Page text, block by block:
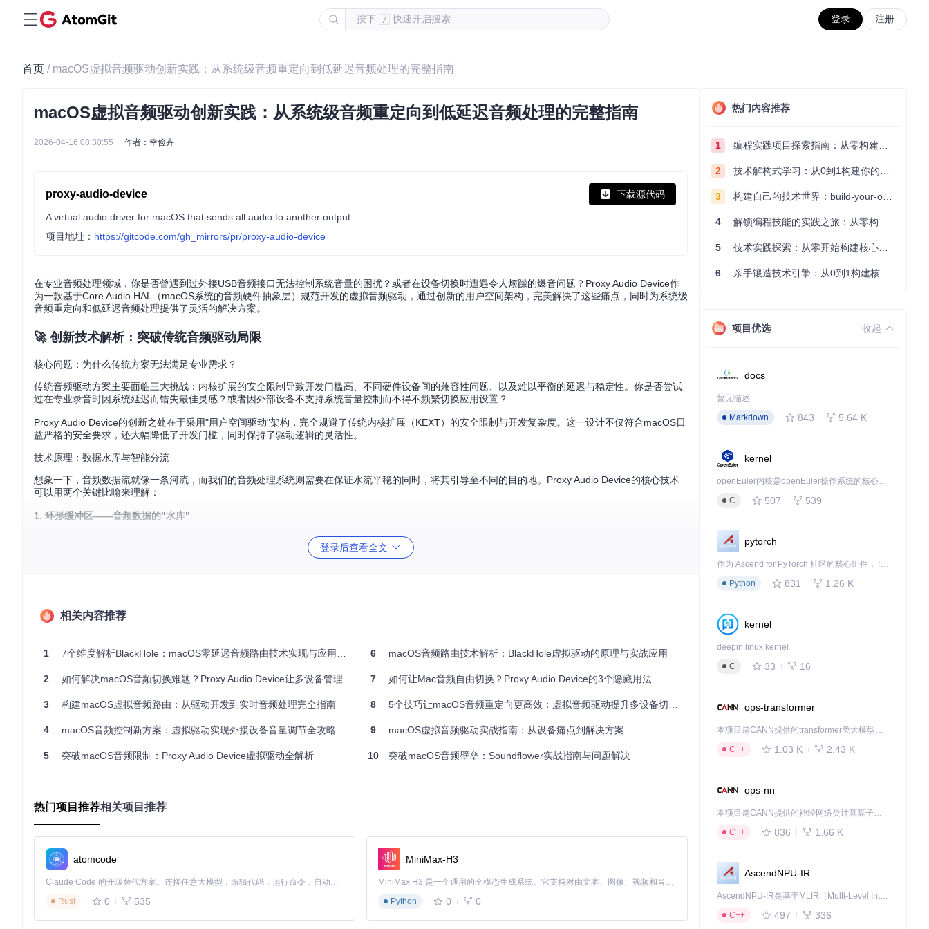
按下 / 快速开启搜索 登录 注册
首页 / macOS虚拟音频驱动创新实践：从系统级音频重定向到低延迟音频处理的完整指南
macOS虚拟音频驱动创新实践：从系统级音频重定向到低延迟音频处理的完整指南
2026-04-16 08:30:55 作者：幸俭卉
proxy-audio-device 下载源代码
A virtual audio driver for macOS that sends all audio to another output
项目地址： https://gitcode.com/gh_mirrors/pr/proxy-audio-device
在专业音频处理领域，你是否曾遇到过外接USB音频接口无法控制系统音量的困扰？或者在设备切换时遭遇令人烦躁的爆音问题？Proxy Audio Device作
为一款基于Core Audio HAL（macOS系统的音频硬件抽象层）规范开发的虚拟音频驱动，通过创新的用户空间架构，完美解决了这些痛点，同时为系统级
音频重定向和低延迟音频处理提供了灵活的解决方案。
🚀 创新技术解析：突破传统音频驱动局限
核心问题：为什么传统方案无法满足专业需求？
传统音频驱动方案主要面临三大挑战：内核扩展的安全限制导致开发门槛高、不同硬件设备间的兼容性问题、以及难以平衡的延迟与稳定性。你是否尝试
过在专业录音时因系统延迟而错失最佳灵感？或者因外部设备不支持系统音量控制而不得不频繁切换应用设置？
Proxy Audio Device的创新之处在于采用"用户空间驱动"架构，完全规避了传统内核扩展（KEXT）的安全限制与开发复杂度。这一设计不仅符合macOS日
益严格的安全要求，还大幅降低了开发门槛，同时保持了驱动逻辑的灵活性。
技术原理：数据水库与智能分流
想象一下，音频数据流就像一条河流，而我们的音频处理系统则需要在保证水流平稳的同时，将其引导至不同的目的地。Proxy Audio Device的核心技术
可以用两个关键比喻来理解：
1. 环形缓冲区——音频数据的"水库"
音频处理中最关键的挑战之一是如何处理数据流速不匹配的问题。就像河流需要水库来调节水流，Proxy Audio Device采用环形缓冲区（AudioRingBuffe
r）作为数据中转枢纽。这个"水库"能够存储约2秒的音频数据（默认配置88200帧@44.1kHz采样率），有效解决了不同设备间的数据流速差异问题，避免
如果说环形缓冲区是"水库"，那么ProxyAudioDevice类则扮演了"智能分流站"的角色。它模拟标准音频设备行为，同时将音频流透明转发至目标物理设
备。这种设计使得系统识别到的是一个标准音频设备，而实际音频数据则被巧妙地重定向到你指定的输出设备。
🔧 实战配置教程：从零开始部署虚拟音频驱动
新手入门：3步快速部署
重点步骤1：获取源代码
git clone
🔴重点步骤2：编译驱动
使用Xcode编译项目，生成驱动文件：
登录后查看全文
相关内容推荐
1 7个维度解析BlackHole：macOS零延迟音频路由技术实现与应用指南
2 如何解决macOS音频切换难题？Proxy Audio Device让多设备管理变简单
3 构建macOS虚拟音频路由：从驱动开发到实时音频处理完全指南
4 macOS音频控制新方案：虚拟驱动实现外接设备音量调节全攻略
5 突破macOS音频限制：Proxy Audio Device虚拟驱动全解析
6 macOS音频路由技术解析：BlackHole虚拟驱动的原理与实战应用
7 如何让Mac音频自由切换？Proxy Audio Device的3个隐藏用法
8 5个技巧让macOS音频重定向更高效：虚拟音频驱动提升多设备切换体验
9 macOS虚拟音频驱动实战指南：从设备痛点到解决方案
10 突破macOS音频壁垒：Soundflower实战指南与问题解决
热门项目推荐相关项目推荐
atomcode
Claude Code 的开源替代方案。连接任意大模型，编辑代码，运行命令，自动验证 — 全自动执行。用 Rust 构建，极致性能。 ｜ An open-source alternative to Claude Code. Connect any LLM, edit code, run commands, and verify changes — autonomously. Built in Rust for speed. Get Started
Rust
0 535
MiniMax-H3
MiniMax H3 是一个通用的全模态生成系统。它支持对由文本、图像、视频和音频组成的多模态上下文进行统一理解，并能生成分辨率高达 2K、时长可达 15 秒的带原生立体声音频的视频。得益于面向任务泛化的系统设计，H3 在预训练阶段就已具备广泛的多模态上下文理解与生成能力，能够出色地执行复杂的多模态指令。
Python
0 0
热门内容推荐
1 编程实践项目探索指南：从零构建技术能力体系
2 技术解构式学习：从0到1构建你的编程知识体系
3 构建自己的技术世界：build-your-own-x项目的实践探索指南
4 解锁编程技能的实践之旅：从零构建你的技术世界
5 技术实践探索：从零开始构建核心系统的实践指南
6 亲手锻造技术引擎：从0到1构建核心系统的实践指南
项目优选 收起
docs
暂无描述
Markdown
843 5.64 K
kernel
openEuler内核是openEuler操作系统的核心，既是系统性能与稳定性的基石，也是连接处理器、设备与服务的桥梁。
C
507 539
pytorch
作为 Ascend for PyTorch 社区的核心组件，TorchNPU 是昇腾专为 PyTorch 打造的深度学习适配插件，使 PyTorch 框架能够直接调用昇腾 NPU，为开发者提供昇腾 AI 处理器的超强算力。
Python
831 1.26 K
kernel
deepin linux kernel
C
33 16
ops-transformer
本项目是CANN提供的transformer类大模型算子库，实现网络在NPU上加速计算。
C++
1.03 K 2.43 K
ops-nn
本项目是CANN提供的神经网络类计算算子库，实现网络在NPU上加速计算。
C++
836 1.66 K
AscendNPU-IR
AscendNPU-IR是基于MLIR（Multi-Level Intermediate Representation）构建的，面向昇腾亲和算子编译时使用的中间表示，提供昇腾完备表达能力，通过编译优化提升昇腾AI处理器计算效率，支持通过生态框架使能昇腾AI处理器与深度调优
C++
497 336